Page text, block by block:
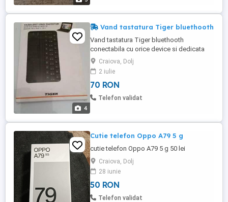
4
Vand tastatura Tiger bluethooth
Vand tastatura Tiger bluethooth
conectabila cu orice device si dedicata
Ipad 2/3/4,noua
Craiova, Dolj
2 iulie
70 RON
Telefon validat
Cutie telefon Oppo A79 5 g
cutie telefon Oppo A79 5 g 50 lei
Craiova, Dolj
28 iunie
50 RON
Telefon validat